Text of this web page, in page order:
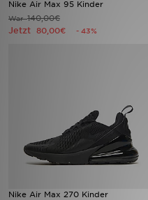
Nike Air Max 95 Kinder
War140,00€
Jetzt 80,00€ - 43%
Nike Air Max 270 Kinder
Sport
Mein JD
Meine Nachrichten